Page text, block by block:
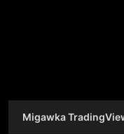
Migawka